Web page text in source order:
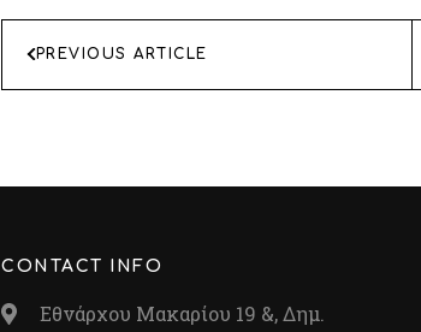
ΑΡΘΡΩΝ
PREVIOUS ARTICLE
CONTACT INFO
Εθνάρχου Μακαρίου 19 &, Δημ.